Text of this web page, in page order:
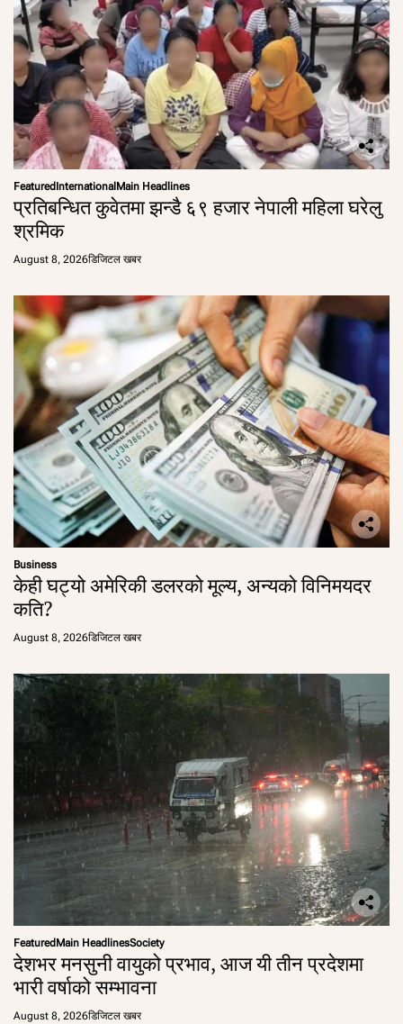
Featured International Main Headlines
प्रतिबन्धित कुवेतमा झन्डै ६९ हजार नेपाली महिला घरेलु
श्रमिक
August 8, 2026डिजिटल खबर
Business
केही घट्यो अमेरिकी डलरको मूल्य, अन्यको विनिमयदर
कति?
August 8, 2026डिजिटल खबर
Featured Main HeadlinesSociety
देशभर मनसुनी वायुको प्रभाव, आज यी तीन प्रदेशमा
भारी वर्षाको सम्भावना
August 8, 2026डिजिटल खबर